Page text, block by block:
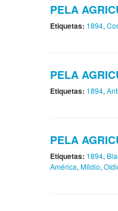
PELA
Etiquetas: 1894,
PELA
Etiquetas: 1894,
PELA
Etiquetas: 1894,
América, Míldio,